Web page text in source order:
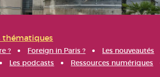
thématiques
? Foreign in Paris ? Les nouveautés
Les podcasts Ressources numériques